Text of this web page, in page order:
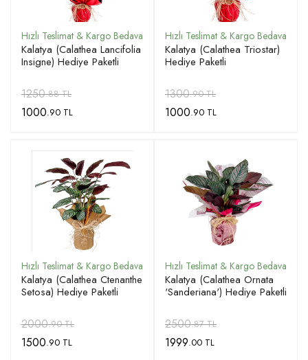
Kalatya (Calathea Lancifolia
Insigne) Hediye Paketli
1250.88 TL
1000.90 TL
Kalatya (Calathea Triostar)
Hediye Paketli
1300.90 TL
1000.90 TL
Kalatya (Calathea Ctenanthe
Setosa) Hediye Paketli
2000.90 TL
1500.90 TL
Kalatya (Calathea Ornata
'Sanderiana') Hediye Paketli
2500.87 TL
1999.00 TL